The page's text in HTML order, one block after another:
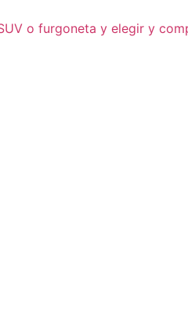
o furgoneta y elegir y